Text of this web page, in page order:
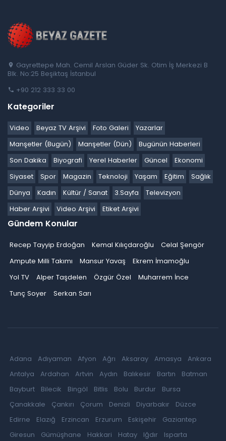
Gayrettepe Mah. Cemil Arslan Güder Sk. Otim İş Merkezi B
Blk. No:25 Beşiktaş İstanbul
+90 212 333 33 00
Kategoriler
Video Beyaz TV Arşivi Foto Galeri
Yazarlar
Manşetler (Bugün)
Manşetler (Dün)
Bugünün Haberleri
Son Dakika
Biyografi Yerel Haberler Güncel
Ekonomi
Siyaset
Spor Magazin Teknoloji Yaşam Eğitim
Sağlık
Dünya
Kadın Kültür / Sanat 3.Sayfa
Televizyon
Haber Arşivi
Video Arşivi Etiket Arşivi
Gündem Konular
Recep Tayyip Erdoğan Kemal Kılıçdaroğlu
Celal Şengör
Ampute Milli Takımı
Mansur Yavaş
Ekrem İmamoğlu
Yol TV
Alper Taşdelen Özgür Özel
Muharrem İnce
Tunç Soyer
Serkan Sarı
Adana Adıyaman Afyon Ağrı Aksaray Amasya
Ankara
Antalya
Ardahan Artvin Aydın Balıkesir Bartın
Batman
Bayburt
Bilecik Bingöl Bitlis Bolu Burdur
Bursa
Çanakkale
Çankırı Çorum Denizli Diyarbakır
Düzce
Edirne
Elazığ Erzincan Erzurum Eskişehir
Gaziantep
Giresun
Gümüşhane Hakkari Hatay Iğdır
Isparta